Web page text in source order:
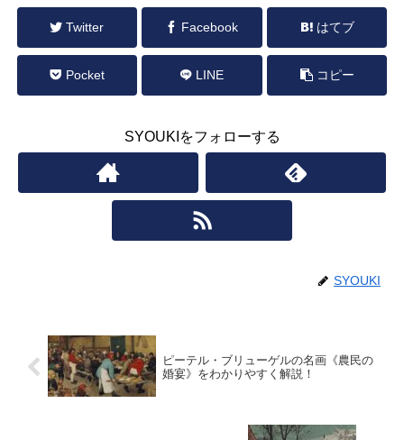
Twitter Facebook はてブ
Pocket LINE コピー
SYOUKIをフォローする
SYOUKI
ピーテル・ブリューゲルの名画《農民の
婚宴》をわかりやすく解説！